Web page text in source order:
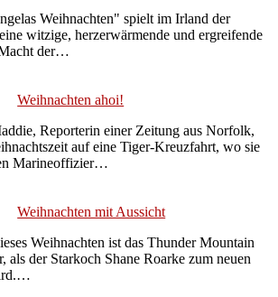
Weihnachten" spielt im Irland der
witzige, herzerwärmende und ergreifende
der…
Weihnachten ahoi!
Reporterin einer Zeitung aus Norfolk,
auf eine Tiger-Kreuzfahrt, wo sie
Marineoffizier…
Weihnachten mit Aussicht
Weihnachten ist das Thunder Mountain
als der Starkoch Shane Roarke zum neuen